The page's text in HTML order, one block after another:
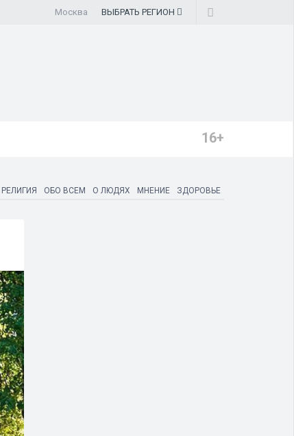
Москва ВЫБРАТЬ РЕГИОН
16+
РЕЛИГИЯ ОБО ВСЕМ О ЛЮДЯХ МНЕНИЕ ЗДОРОВЬЕ